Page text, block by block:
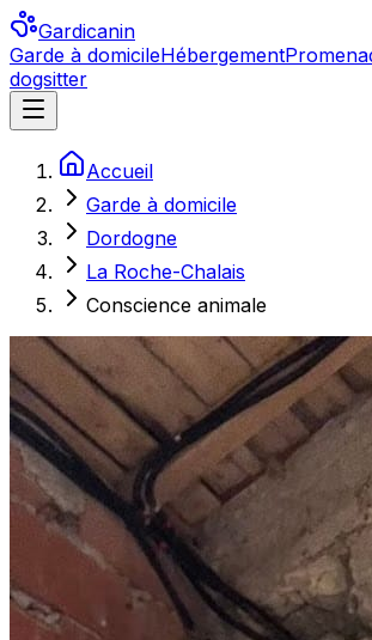
Gardicanin
Garde à domicileHébergement
dogsitter
Accueil
Garde à domicile
Dordogne
La Roche-Chalais
Conscience animale